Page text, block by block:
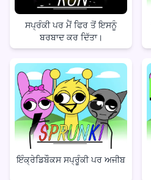
ਸਪ੍ਰੰਕੀ ਪਰ ਮੈਂ ਫਿਰ ਤੋਂ ਇਸਨੂੰ
ਬਰਬਾਦ ਕਰ ਦਿੱਤਾ।
ਇੰਕ੍ਰੇਡਿਬੌਕਸ ਸਪ੍ਰੂੰਕੀ ਪਰ ਅਜੀਬ